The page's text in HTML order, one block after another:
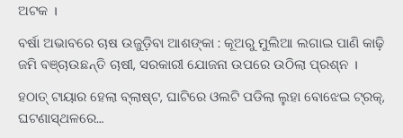
ଅଟକ ।
ବର୍ଷା ଅଭାବରେ ଚାଷ ଉଜୁଡ଼ିବା ଆଶଙ୍କା : କୂଅରୁ ମୁଲିଆ ଲଗାଇ ପାଣି କାଢ଼ି
ଜମି ବଞ୍ଚାଉଛନ୍ତି ଚାଷୀ, ସରକାରୀ ଯୋଜନା ଉପରେ ଉଠିଲା ପ୍ରଶ୍ନ ।
ହଠାତ୍‌ ଟାୟାର ହେଲା ବ୍ଲାଷ୍ଟ, ଘାଟିରେ ଓଲଟି ପଡିଲା ଲୁହା ବୋଝେଇ ଟ୍ରକ୍‌,
ଘଟଣାସ୍ଥଳରେ…